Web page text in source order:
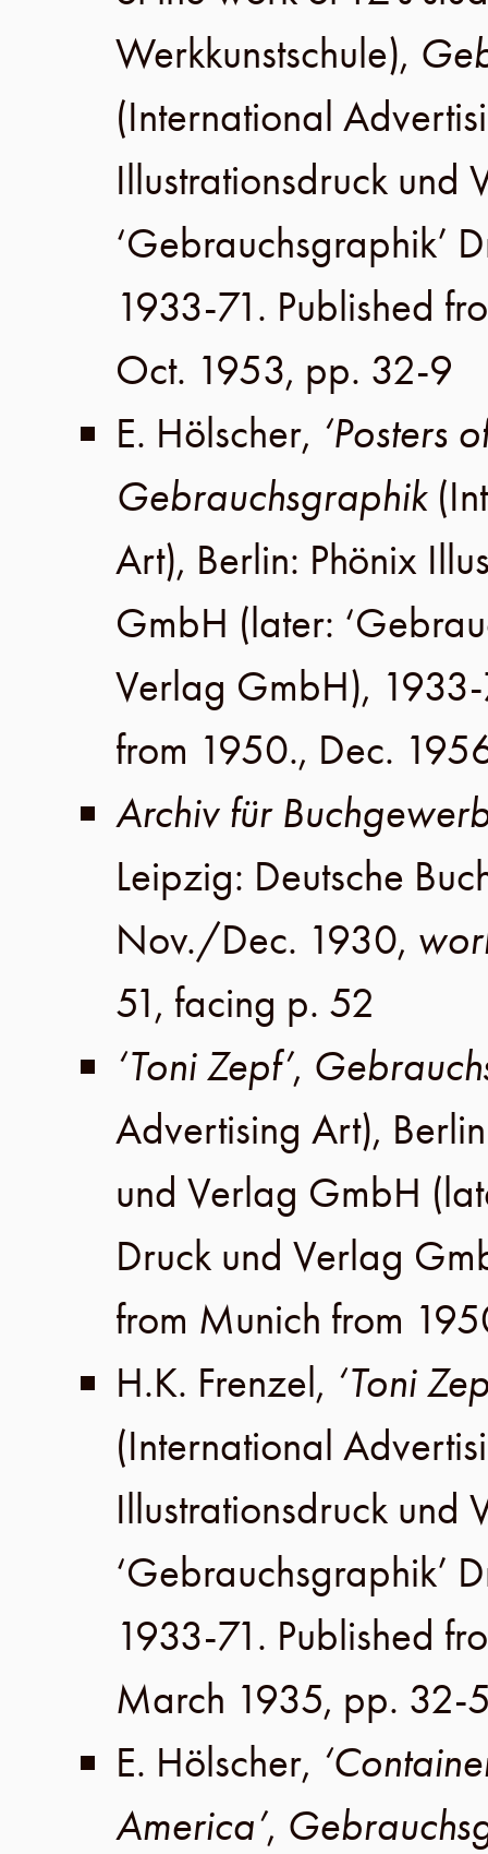
Werkkunstschule),
(International
Illustrationsdruck und
‘Gebrauchsgraphik’
1933-71. Published
Oct. 1953, pp. 32-9
E. Hölscher, ‘Posters
Gebrauchsgraphik
Art), Berlin: Phönix
GmbH (later:
Verlag GmbH),
from 1950., Dec.
Archiv für
Leipzig: Deutsche
Nov./Dec. 1930,
51, facing p. 52
‘Toni Zepf’,
Advertising Art), Berlin
und Verlag GmbH
Druck und Verlag
from Munich from
H.K. Frenzel, ‘Toni
(International
Illustrationsdruck und
‘Gebrauchsgraphik’
1933-71. Published
March 1935, pp. 32-
E. Hölscher,
America’,